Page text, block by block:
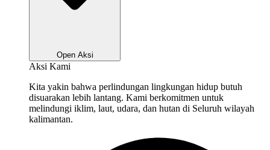
Open Aksi
Aksi Kami
Kita yakin bahwa perlindungan lingkungan hidup butuh
disuarakan lebih lantang. Kami berkomitmen untuk
melindungi iklim, laut, udara, dan hutan di Seluruh wilayah
kalimantan.